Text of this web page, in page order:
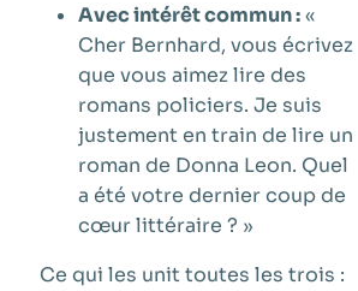
Avec intérêt commun :«
Cher Bernhard, vous écrivez
que vous aimez lire des
romans policiers. Je suis
justement en train de lire un
roman de Donna Leon. Quel
a été votre dernier coup de
cœur littéraire ? »
Ce qui les unit toutes les trois :